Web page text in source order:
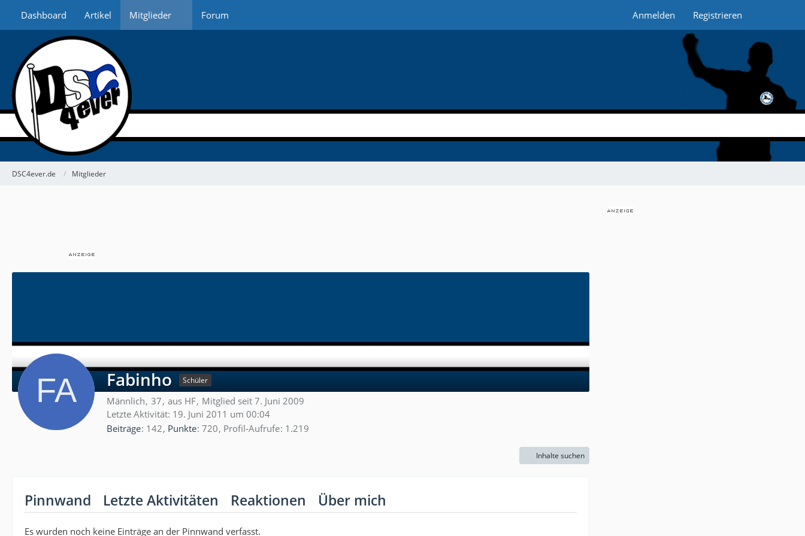
Dashboard Artikel Mitglieder Forum Anmelden Registrieren
DSC4ever.de Mitglieder
Fabinho Schüler
Männlich 37 aus HF Mitglied seit 7. Juni 2009
Letzte Aktivität: 19. Juni 2011 um 00:04
Beiträge 142 Punkte 720 Profil-Aufrufe 1.219
Inhalte suchen
Pinnwand Letzte Aktivitäten Reaktionen Über mich
Es wurden noch keine Einträge an der Pinnwand verfasst.